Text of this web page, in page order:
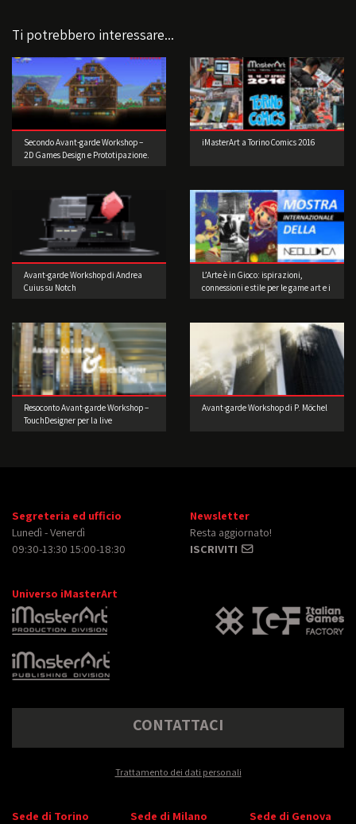
Ti potrebbero interessare...
Secondo Avant-garde Workshop –
2D Games Design e Prototipazione.
iMasterArt a Torino Comics 2016
Avant-garde Workshop di Andrea
Cuius su Notch
L’Arte è in Gioco: ispirazioni,
connessioni e stile per le game art e i
Resoconto Avant-garde Workshop –
TouchDesigner per la live
Avant-garde Workshop di P. Möchel
Segreteria ed ufficio
Lunedì - Venerdì
09:30-13:30 15:00-18:30
Newsletter
Resta aggiornato!
ISCRIVITI
Universo iMasterArt
CONTATTACI
Trattamento dei dati personali
Sede di Torino Sede di Milano Sede di Genova